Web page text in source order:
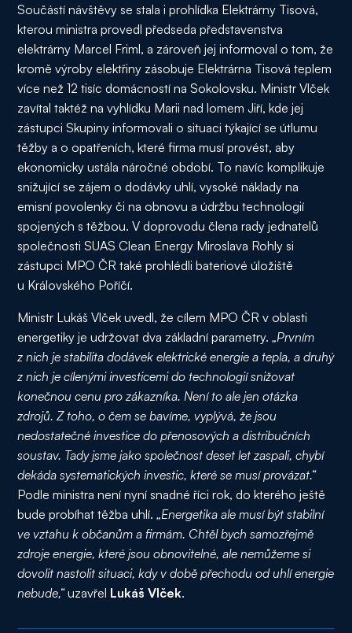
Součástí návštěvy se stala i prohlídka Elektrárny Tisová,
kterou ministra provedl předseda představenstva
elektrárny Marcel Friml, a zároveň jej informoval o tom, že
kromě výroby elektřiny zásobuje Elektrárna Tisová teplem
více než 12 tisíc domácností na Sokolovsku. Ministr Vlček
zavítal taktéž na vyhlídku Marii nad lomem Jiří, kde jej
zástupci Skupiny informovali o situaci týkající se útlumu
těžby a o opatřeních, které firma musí provést, aby
ekonomicky ustála náročné období. To navíc komplikuje
snižující se zájem o dodávky uhlí, vysoké náklady na
emisní povolenky či na obnovu a údržbu technologií
spojených s těžbou. V doprovodu člena rady jednatelů
společnosti SUAS Clean Energy Miroslava Rohly si
zástupci MPO ČR také prohlédli bateriové úložiště
u Královského Poříčí.
Ministr Lukáš Vlček uvedl, že cílem MPO ČR v oblasti
energetiky je udržovat dva základní parametry.„Prvním
z nich je stabilita dodávek elektrické energie a tepla, a druhý
z nich je cílenými investicemi do technologií snižovat
konečnou cenu pro zákazníka. Není to ale jen otázka
zdrojů. Z toho, o čem se bavíme, vyplývá, že jsou
nedostatečné investice do přenosových a distribučních
soustav. Tady jsme jako společnost deset let zaspali, chybí
dekáda systematických investic, které se musí provázat.“
Podle ministra není nyní snadné říci rok, do kterého ještě
bude probíhat těžba uhlí.„Energetika ale musí být stabilní
ve vztahu k občanům a firmám. Chtěl bych samozřejmě
zdroje energie, které jsou obnovitelné, ale nemůžeme si
dovolit nastolit situaci, kdy v době přechodu od uhlí energie
nebude,“uzavřel Lukáš Vlček.